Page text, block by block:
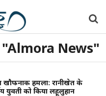
News"
खौफनाक हमला: रानीखेत के
युवती को किया लहूलुहान